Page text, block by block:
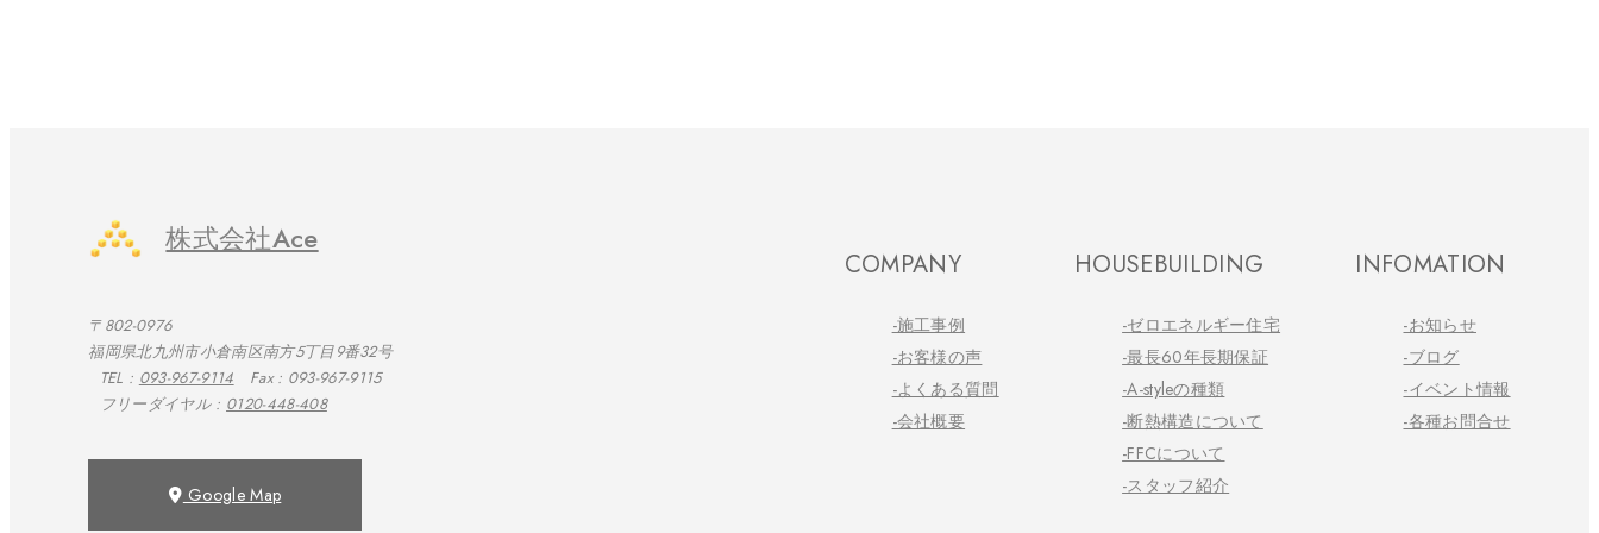
株式会社Ace
〒802-0976
福岡県北九州市小倉南区南方5丁目9番32号
TEL : 093-967-9114 Fax : 093-967-9115
フリーダイヤル : 0120-448-408
Google Map
COMPANY
-施工事例
-お客様の声
-よくある質問
-会社概要
HOUSEBUILDING
-ゼロエネルギー住宅
-最長60年長期保証
-A-styleの種類
-断熱構造について
-FFCについて
-スタッフ紹介
INFOMATION
-お知らせ
-ブログ
-イベント情報
-各種お問合せ